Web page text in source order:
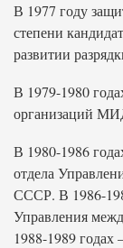
В 1977 году
степени
развитии
В 1979-1980
организаций
В 1980-1986
отдела
СССР. В 1986-
Управления
1988-1989 годах